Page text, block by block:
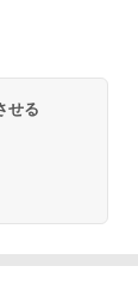
せる